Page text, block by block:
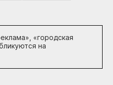
«городская
на